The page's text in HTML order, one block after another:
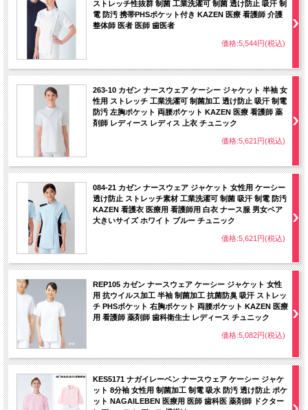
ストレッチ性抜群 制菌 工業洗濯可 制菌 透け防止 吸汗 制
電 防汚 携帯PHSポケット付き KAZEN 医療 看護師 介護
整体師 医者 医師 歯医者
価格:5,544円(税込)
263-10 カゼン ナースウェア ケーシー ジャケット 半袖 女
性用 ストレッチ 工業洗濯可 制菌加工 透け防止 吸汗 制電
防汚 左胸ポケット 両腰ポケット KAZEN 医療 看護師 薬
剤師 レディース レディス 上衣 チュニック
価格:5,621円(税込)
084-21 カゼン ナースウェア ジャケット 女性用 ケーシー
透け防止 ストレッチ素材 工業洗濯可 制菌 吸汗 制電 防汚
KAZEN 看護衣 医療用 看護師用 白衣 ナース服 男女ペア
大きいサイズ ホワイト ブルー チュニック
価格:5,621円(税込)
REP105 カゼン ナースウェア ケーシー ジャケット 女性
用 抗ウイルス加工 半袖 制菌加工 抗菌防臭 吸汗 ストレッ
チ PHSポケット 右胸ポケット 両腰ポケット KAZEN 医療
用 看護師 薬剤師 歯科衛生士 レディース チュニック
価格:5,082円(税込)
KES5171 ナガイレーベン ナースウェア ケーシー ジャケ
ット 8分袖 女性用 制菌加工 制電 吸水 防汚 透け防止 ポケ
ット NAGAILEBEN 医療用 医師 歯科医 薬剤師 ドクター